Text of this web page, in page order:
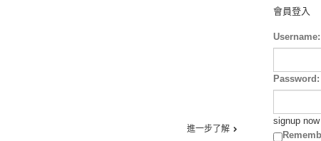
進一步了解
會員登入
Username:
Password:
signup now